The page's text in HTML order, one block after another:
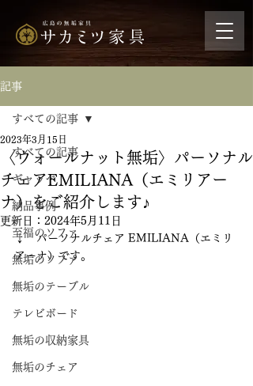
記事
すべての記事
ギャッベ
納品事例
至福のソファ
無垢のソファ
無垢のテーブル
テレビボード
無垢の収納家具
無垢のチェア
すべての記事
〈ウォールナット無垢〉パーソナル
チェアEMILIANA（エミリアー
ナ）をご紹介します♪
2023年3月15日
更新日： 2024年5月11日
↓　パーソナルチェア EMILIANA（エミリ
アーナ）です。